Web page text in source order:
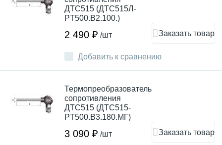
Добавить к сравнению
ДТC515 (ДТС515Л-
PT500.В2.100.)
2 490 ₽ /шт Заказать товар
Термопреобразователь
сопротивления
ДТC515 (ДТС515-
PT500.В3.180.МГ)
3 090 ₽ /шт Заказать товар